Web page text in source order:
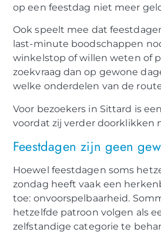
op een feestdag niet meer
Ook speelt mee dat
last-minute boodschappen
winkelstop of willen weten of
zoekvraag dan op gewone
welke onderdelen van de
Voor bezoekers in Sittard is
voordat zij verder doorklikken
Feestdagen zijn geen
Hoewel feestdagen soms
zondag heeft vaak een
toe: onvoorspelbaarheid.
hetzelfde patroon volgen als
zelfstandige categorie te